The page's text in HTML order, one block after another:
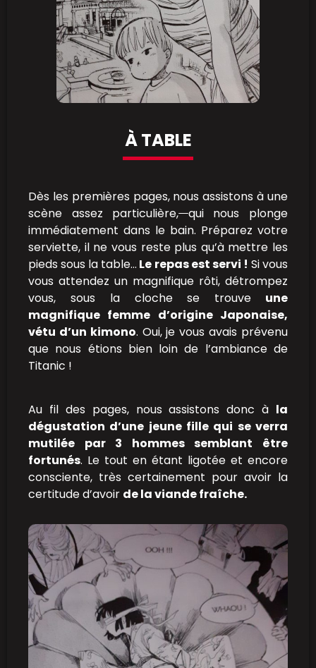
À TABLE
Dès les premières pages, nous assistons à une
scène assez particulière, qui nous plonge
immédiatement dans le bain. Préparez votre
serviette, il ne vous reste plus qu’à mettre les
pieds sous la table… Le repas est servi ! Si vous
vous attendez un magnifique rôti, détrompez
vous, sous la cloche se trouve une
magnifique femme d’origine Japonaise,
vétu d’un kimono. Oui, je vous avais prévenu
que nous étions bien loin de l’ambiance de
Titanic !
Au fil des pages, nous assistons donc à la
dégustation d’une jeune fille qui se verra
mutilée par 3 hommes semblant être
fortunés. Le tout en étant ligotée et encore
consciente, très certainement pour avoir la
certitude d’avoir de la viande fraîche.